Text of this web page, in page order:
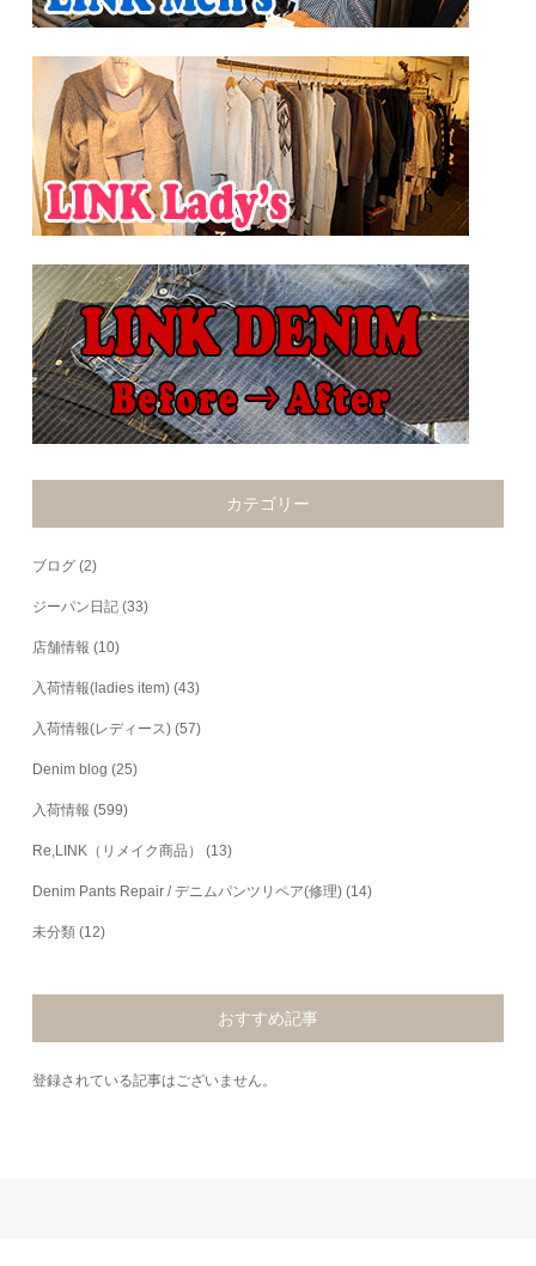
カテゴリー
ブログ (2)
ジーパン日記 (33)
店舗情報 (10)
入荷情報(ladies item) (43)
入荷情報(レディース) (57)
Denim blog (25)
入荷情報 (599)
Re,LINK（リメイク商品） (13)
Denim Pants Repair / デニムパンツリペア(修理) (14)
未分類 (12)
おすすめ記事
登録されている記事はございません。